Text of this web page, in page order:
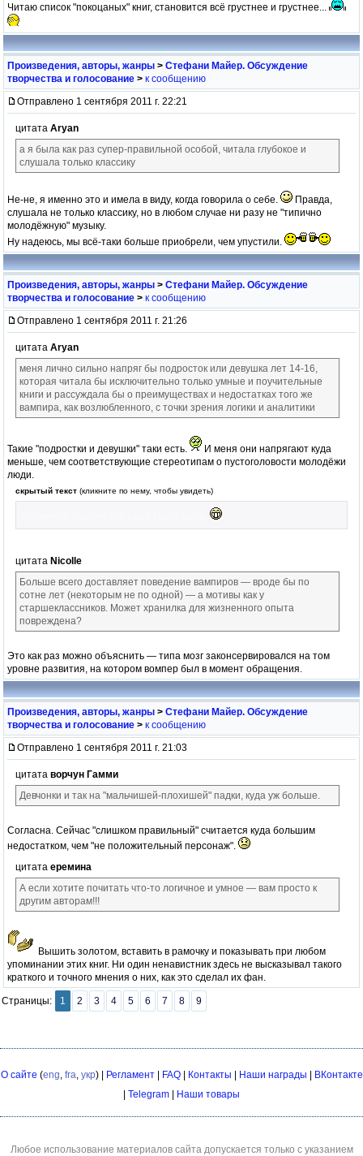
Читаю список "покоцаных" книг, становится всё грустнее и грустнее...
Произведения, авторы, жанры > Стефани Майер. Обсуждение
творчества и голосование > к сообщению
Отправлено 1 сентября 2011 г. 22:21
цитата Aryan
а я была как раз супер-правильной особой, читала глубокое и
слушала только классику
Не-не, я именно это и имела в виду, когда говорила о себе.
Правда,
слушала не только классику, но в любом случае ни разу не "типично
молодёжную" музыку.
Ну надеюсь, мы всё-таки больше приобрели, чем упустили.
Произведения, авторы, жанры > Стефани Майер. Обсуждение
творчества и голосование > к сообщению
Отправлено 1 сентября 2011 г. 21:26
цитата Aryan
меня лично сильно напряг бы подросток или девушка лет 14-16,
которая читала бы исключительно только умные и поучительные
книги и рассуждала бы о преимуществах и недостатках того же
вампира, как возлюбленного, с точки зрения логики и аналитики
Такие "подростки и девушки" таки есть.
И меня они напрягают куда
меньше, чем соответствующие стереотипам о пустоголовости молодёжи
люди.
скрытый текст (кликните по нему, чтобы увидеть)
цитата Nicolle
Больше всего доставляет поведение вампиров — вроде бы по
сотне лет (некоторым не по одной) — а мотивы как у
старшеклассников. Может хранилка для жизненного опыта
повреждена?
Это как раз можно объяснить — типа мозг законсервировался на том
уровне развития, на котором вомпер был в момент обращения.
Произведения, авторы, жанры > Стефани Майер. Обсуждение
творчества и голосование > к сообщению
Отправлено 1 сентября 2011 г. 21:03
цитата ворчун Гамми
Девчонки и так на "мальчишей-плохишей" падки, куда уж больше.
Согласна. Сейчас "слишком правильный" считается куда большим
недостатком, чем "не положительный персонаж".
цитата еремина
А если хотите почитать что-то логичное и умное — вам просто к
другим авторам!!!
Вышить золотом, вставить в рамочку и показывать при любом
упоминании этих книг. Ни один ненавистник здесь не высказывал такого
краткого и точного мнения о них, как это сделал их фан.
Страницы: 1 2 3 4 5 6 7 8 9
О сайте (eng, fra, укр) | Регламент| FAQ| Контакты | Наши награды | ВКонтакте
| Telegram | Наши товары
Любое использование материалов сайта допускается только с указанием